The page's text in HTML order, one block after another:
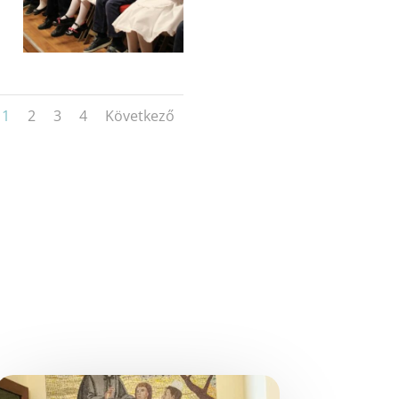
1 2 3 4 Következő